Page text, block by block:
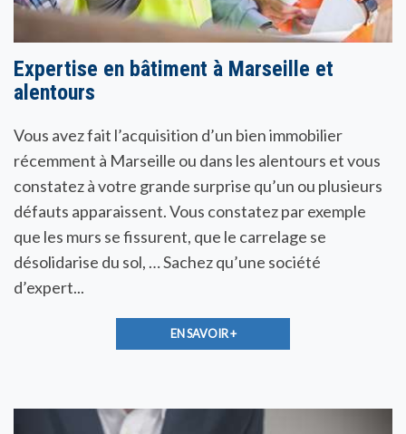
Expertise en bâtiment à Marseille et
alentours
Vous avez fait l’acquisition d’un bien immobilier
récemment à Marseille ou dans les alentours et vous
constatez à votre grande surprise qu’un ou plusieurs
défauts apparaissent. Vous constatez par exemple
que les murs se fissurent, que le carrelage se
désolidarise du sol, … Sachez qu’une société
d’expert...
EN SAVOIR +